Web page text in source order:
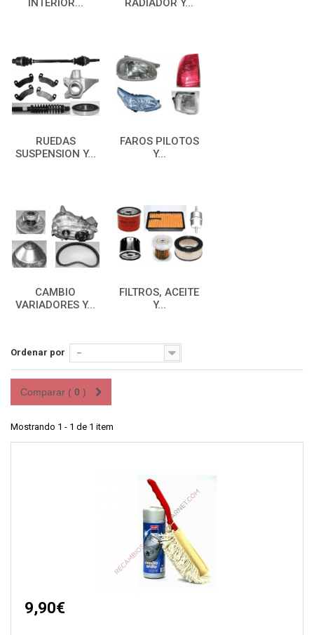
INTERIOR...
RADIADOR Y...
RUEDAS
SUSPENSION Y...
FAROS PILOTOS
Y...
CAMBIO
VARIADORES Y...
FILTROS, ACEITE
Y...
Ordenar por --
Comparar ( 0 )
Mostrando 1 - 1 de 1 item
9,90€